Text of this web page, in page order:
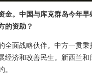
金。中国与库克群岛今年
的资助？
面战略伙伴。中方一贯
济和改善民生。新西兰
。